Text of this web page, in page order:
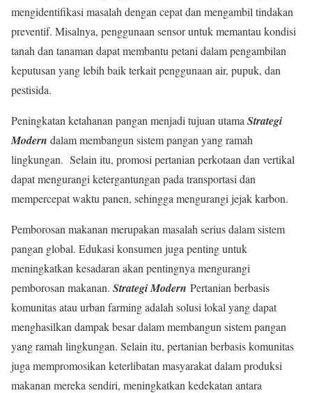
mengidentifikasi masalah dengan cepat dan mengambil tindakan
preventif. Misalnya, penggunaan sensor untuk memantau kondisi
tanah dan tanaman dapat membantu petani dalam pengambilan
keputusan yang lebih baik terkait penggunaan air, pupuk, dan
pestisida.
Peningkatan ketahanan pangan menjadi tujuan utama Strategi
Modern dalam membangun sistem pangan yang ramah
lingkungan. Selain itu, promosi pertanian perkotaan dan vertikal
dapat mengurangi ketergantungan pada transportasi dan
mempercepat waktu panen, sehingga mengurangi jejak karbon.
Pemborosan makanan merupakan masalah serius dalam sistem
pangan global. Edukasi konsumen juga penting untuk
meningkatkan kesadaran akan pentingnya mengurangi
pemborosan makanan. Strategi Modern Pertanian berbasis
komunitas atau urban farming adalah solusi lokal yang dapat
menghasilkan dampak besar dalam membangun sistem pangan
yang ramah lingkungan. Selain itu, pertanian berbasis komunitas
juga mempromosikan keterlibatan masyarakat dalam produksi
makanan mereka sendiri, meningkatkan kedekatan antara